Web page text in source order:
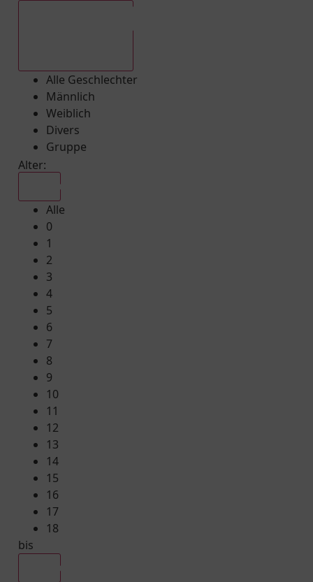
Alle Geschlechter
Männlich
Weiblich
Divers
Gruppe
Alter:
Alle
0
1
2
3
4
5
6
7
8
9
10
11
12
13
14
15
16
17
18
bis